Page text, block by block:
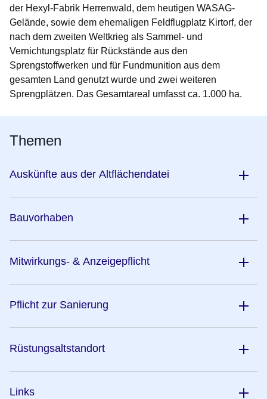
der Hexyl-Fabrik Herrenwald, dem heutigen WASAG-
Gelände, sowie dem ehemaligen Feldflugplatz Kirtorf, der
nach dem zweiten Weltkrieg als Sammel- und
Vernichtungsplatz für Rückstände aus den
Sprengstoffwerken und für Fundmunition aus dem
gesamten Land genutzt wurde und zwei weiteren
Sprengplätzen. Das Gesamtareal umfasst ca. 1.000 ha.
Themen
Auskünfte aus der Altflächendatei
Bauvorhaben
Mitwirkungs- & Anzeigepflicht
Pflicht zur Sanierung
Rüstungsaltstandort
Links